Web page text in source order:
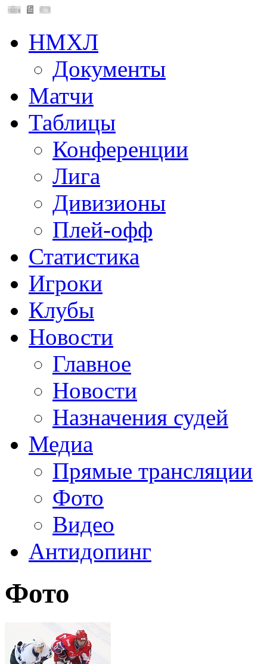
НМХЛ
Документы
Матчи
Таблицы
Конференции
Лига
Дивизионы
Плей-офф
Статистика
Игроки
Клубы
Новости
Главное
Новости
Назначения судей
Медиа
Прямые трансляции
Фото
Видео
Антидопинг
Фото